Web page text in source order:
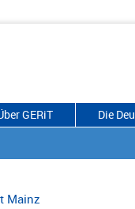
GERiT Die
Mainz